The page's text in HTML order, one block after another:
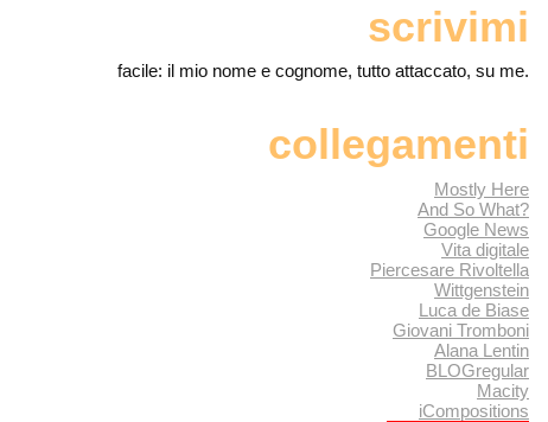
scrivimi
facile: il mio nome e cognome, tutto attaccato, su me.
collegamenti
Mostly Here
And So What?
Google News
Vita digitale
Piercesare Rivoltella
Wittgenstein
Luca de Biase
Giovani Tromboni
Alana Lentin
BLOGregular
Macity
iCompositions